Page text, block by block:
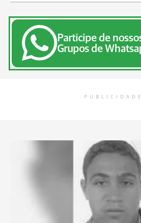
Participe de
Grupos de
PUBLICIDADE